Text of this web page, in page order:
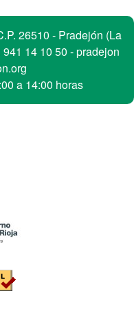
26510 - Pradejón (La
941 14 10 50 -pradejon
a 14:00 horas